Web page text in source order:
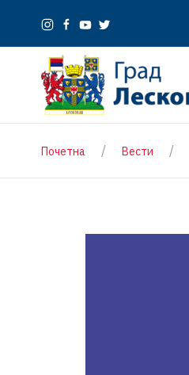
Почетна Вести